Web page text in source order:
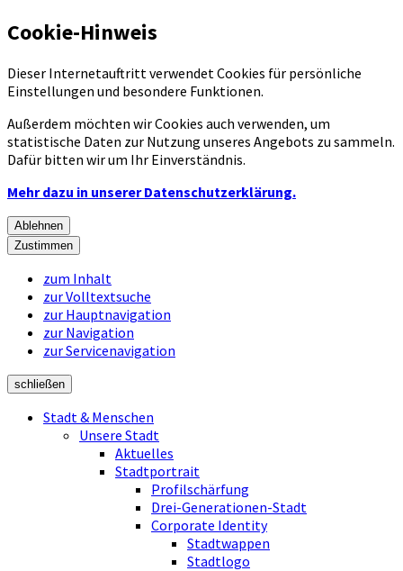
Cookie-Hinweis
Dieser Internetauftritt verwendet Cookies für persönliche
Einstellungen und besondere Funktionen.
Außerdem möchten wir Cookies auch verwenden, um
statistische Daten zur Nutzung unseres Angebots zu sammeln.
Dafür bitten wir um Ihr Einverständnis.
Mehr dazu in unserer Datenschutzerklärung.
Ablehnen
Zustimmen
zum Inhalt
zur Volltextsuche
zur Hauptnavigation
zur Navigation
zur Servicenavigation
schließen
Stadt & Menschen
Unsere Stadt
Aktuelles
Stadtportrait
Profilschärfung
Drei-Generationen-Stadt
Corporate Identity
Stadtwappen
Stadtlogo